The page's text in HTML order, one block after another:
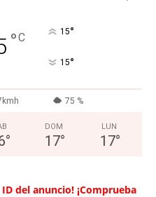
°C 15°
15°
75 %
°
DOM
17°
LUN
17°
del anuncio! ¡Comprueba